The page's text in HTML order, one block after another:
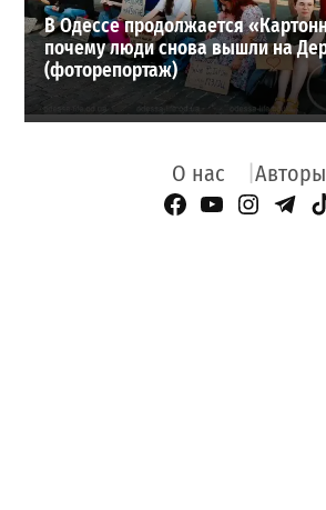
В Одессе продолжается
почему люди снова вышли на
(фоторепортаж)
О нас Авторы
Facebook Page
YouTube